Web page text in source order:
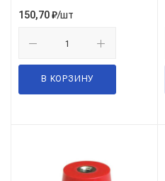
150,70₽/шт
В КОРЗИНУ